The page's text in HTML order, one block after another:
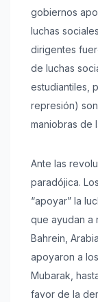
gobiernos
luchas
dirigentes
de luchas
estudiantiles,
represión)
maniobras de
Ante las
paradójica.
“apoyar” la
que ayudan a
Bahrein,
apoyaron a
Mubarak,
favor de la